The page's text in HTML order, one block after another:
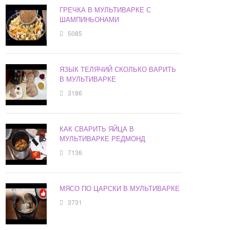
ГРЕЧКА В МУЛЬТИВАРКЕ С
ШАМПИНЬОНАМИ
5085
ЯЗЫК ТЕЛЯЧИЙ СКОЛЬКО ВАРИТЬ
В МУЛЬТИВАРКЕ
3186
КАК СВАРИТЬ ЯЙЦА В
МУЛЬТИВАРКЕ РЕДМОНД
7136
МЯСО ПО ЦАРСКИ В МУЛЬТИВАРКЕ
3731